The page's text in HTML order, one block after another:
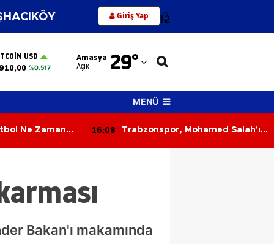
Giriş Yap 12
USD
%0.517
Amasya
Açık 29°
Adana
Adıyaman
Ağrı
Amasya
Antalya
Aydın
MENÜ
Ne Zaman
16:08
Trabzonspor, Mohamed Salah'ın
Bakan'ı makamında